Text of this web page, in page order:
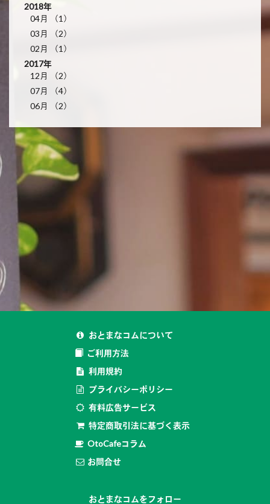
2018年
04月 （1）
03月 （2）
02月 （1）
2017年
12月 （2）
07月 （4）
06月 （2）
おとまなコムについて
ご利用方法
利用規約
プライバシーポリシー
有料広告サービス
特定商取引法に基づく表示
OtoCafeコラム
お問合せ
おとまなコムをフォロー